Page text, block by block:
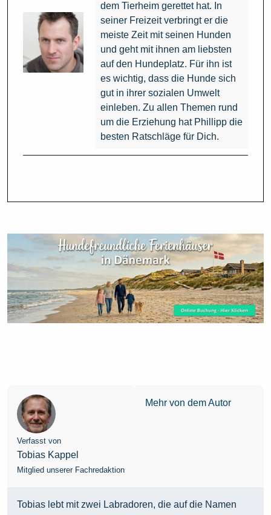
dem Tierheim gerettet hat. In
seiner Freizeit verbringt er die
meiste Zeit mit seinen Hunden
und geht mit ihnen am liebsten
auf den Hundeplatz. Für ihn ist
es wichtig, dass die Hunde sich
gut in ihrer sozialen Umwelt
einleben. Zu allen Themen rund
um die Erziehung hat Phillipp die
besten Ratschläge für Dich.
Verfasst von
Tobias Kappel
Mitglied unserer Fachredaktion
Mehr von dem Autor
Tobias lebt mit zwei Labradoren, die auf die Namen